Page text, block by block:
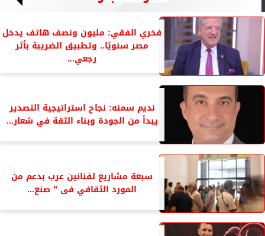
فخري الفقي: مليون ونصف هاتف يدخل
مصر سنويًا.. وتطبيق الضريبة بأثر
رجعي...
نديم سمنه: نجاح استراتيجية التصدير
يبدأ من الجودة وبناء الثقة في شعار...
سبعة مشاريع لفنانين عرب بدعم من
المورد الثقافي فى ” صنع...